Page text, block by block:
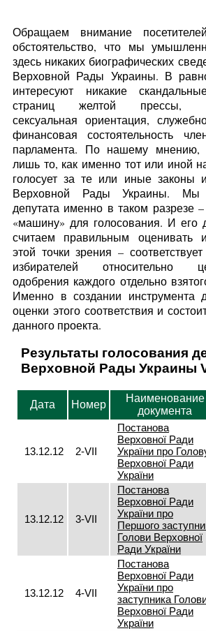
Обращаем внимание
обстоятельство, что мы
здесь никаких биографических
Верховной Рады Украины. В
интересуют никакие
страниц желтой прессы,
сексуальная ориентация,
финансовая состоятельность
парламента. По нашему мнению,
лишь то, как именно тот или иной
голосует за те или иные законы
Верховной Рады Украины. Мы
депутата именно в таком разрезе
«машину» для голосования. И его
считаем правильным оценивать
этой точки зрения –
избирателей относительно
одобрения каждого отдельно
Именно в создании инструмента
оценки этого соответствия и
данного проекта.
Результаты голосования
Верховной Рады Украины
Дата Номер
Наименование
документа
13.12.12 2-VII
Постанова
Верховної Ради
України про
Верховної Ради
України
13.12.12 3-VII
Постанова
Верховної Ради
України про
Першого
Голови Верховної
Ради України
13.12.12 4-VII
Постанова
Верховної Ради
України про
заступника
Верховної Ради
України